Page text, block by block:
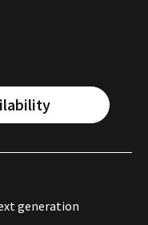
generation